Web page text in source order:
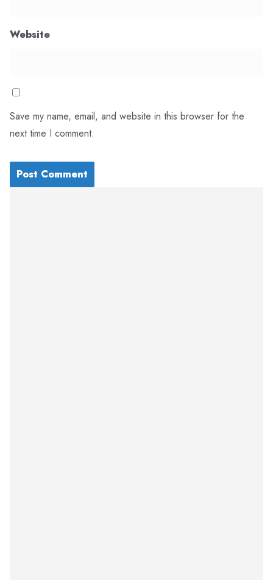
Website
Save my name, email, and website in this browser for the
next time I comment.